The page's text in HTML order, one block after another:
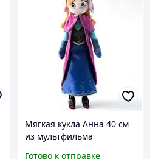
Мягкая кукла Анна 40 см
из мультфильма
Готово к отправке